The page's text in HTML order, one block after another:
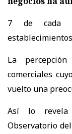
7 de cada
establecimientos
La
comerciales
vuelto una
Así lo revela
Observatorio